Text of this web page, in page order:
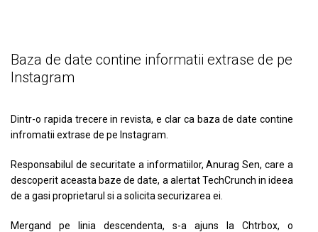
Baza de date contine informatii extrase de pe
Instagram
Dintr-o rapida trecere in revista, e clar ca baza de date contine
infromatii extrase de pe Instagram.
Responsabilul de securitate a informatiilor, Anurag Sen, care a
descoperit aceasta baze de date, a alertat TechCrunch in ideea
de a gasi proprietarul si a solicita securizarea ei.
Mergand pe linia descendenta, s-a ajuns la Chtrbox, o